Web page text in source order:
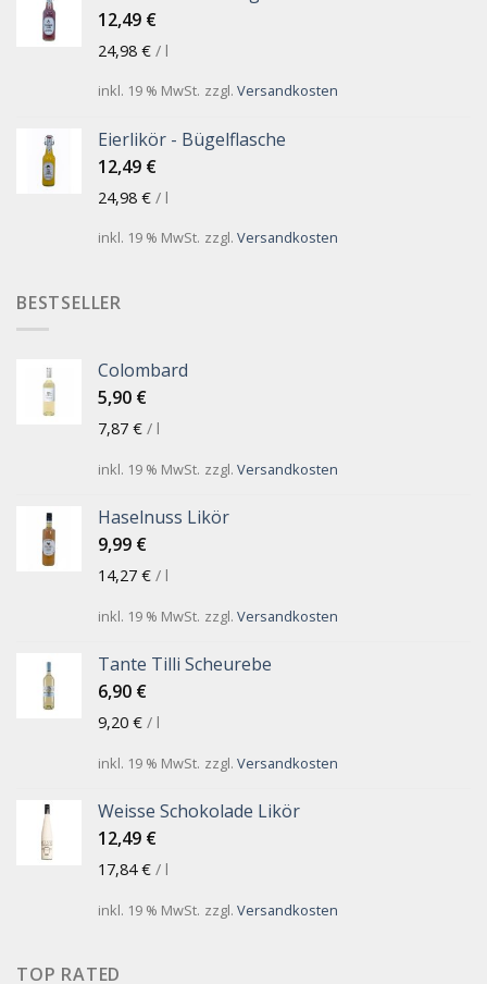
12,49 €
24,98 € / l
inkl. 19 % MwSt. zzgl. Versandkosten
Eierlikör - Bügelflasche
12,49 €
24,98 € / l
inkl. 19 % MwSt. zzgl. Versandkosten
BESTSELLER
Colombard
5,90 €
7,87 € / l
inkl. 19 % MwSt. zzgl. Versandkosten
Haselnuss Likör
9,99 €
14,27 € / l
inkl. 19 % MwSt. zzgl. Versandkosten
Tante Tilli Scheurebe
6,90 €
9,20 € / l
inkl. 19 % MwSt. zzgl. Versandkosten
Weisse Schokolade Likör
12,49 €
17,84€ / l
inkl. 19 % MwSt. zzgl. Versandkosten
TOP RATED